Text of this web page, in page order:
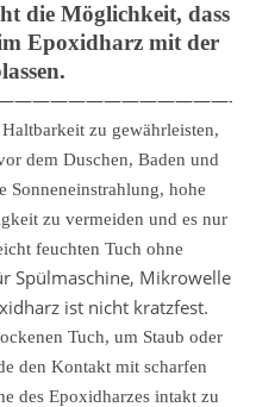
die Möglichkeit, dass
Epoxidharz mit der
zu gewährleisten,
dem Duschen, Baden und
Sonneneinstrahlung, hohe
zu vermeiden und es nur
feuchten Tuch ohne
Spülmaschine, Mikrowelle
ist nicht kratzfest.
Tuch, um Staub oder
den Kontakt mit scharfen
des Epoxidharzes intakt zu